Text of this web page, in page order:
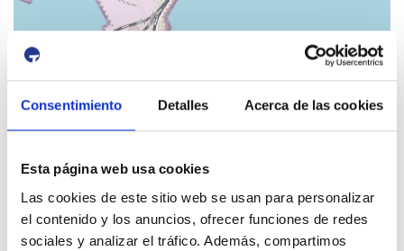
Consentimiento Detalles Acerca de las cookies
Esta página web usa cookies
Las cookies de este sitio web se usan para personalizar
el contenido y los anuncios, ofrecer funciones de redes
sociales y analizar el tráfico. Además, compartimos
OpenStreetMapcontributors
Previous Event
Next Event